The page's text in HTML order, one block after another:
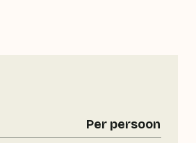
Per persoon